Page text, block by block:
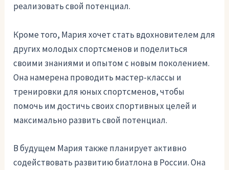
реализовать свой потенциал.
Кроме того, Мария хочет стать вдохновителем для
других молодых спортсменов и поделиться
своими знаниями и опытом с новым поколением.
Она намерена проводить мастер-классы и
тренировки для юных спортсменов, чтобы
помочь им достичь своих спортивных целей и
максимально развить свой потенциал.
В будущем Мария также планирует активно
содействовать развитию биатлона в России. Она